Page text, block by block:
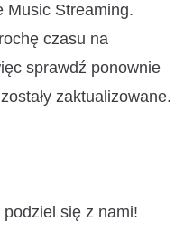
Music Streaming.
czasu na
sprawdź ponownie
zaktualizowane.
się z nami!